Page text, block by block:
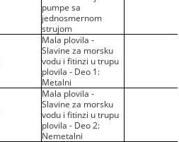
pumpe sa
jednosmernom
strujom
Mala plovila -
Slavine za morsku
vodu i fitinzi u trupu
plovila - Deo 1:
Metalni
Mala plovila -
Slavine za morsku
vodu i fitinzi u trupu
plovila - Deo 2:
Nemetalni